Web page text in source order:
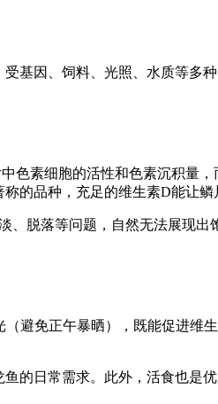
基因、饲料、光照、水质等多
色素细胞的活性和色素沉积量
的品种，充足的维生素D能让鳞
、脱落等问题，自然无法展现
避免正午暴晒），既能促进维
的日常需求。此外，活食也是